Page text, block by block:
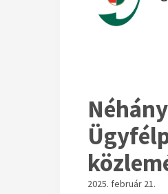
2025. február 21.